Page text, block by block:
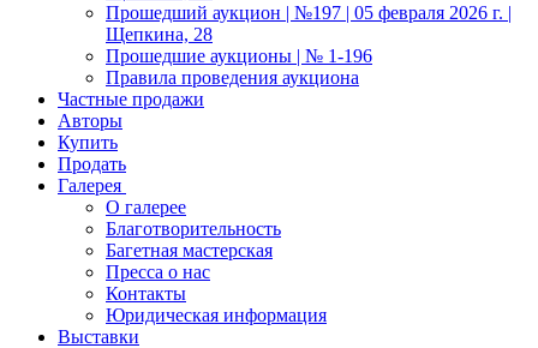
Прошедший аукцион | №197 | 05 февраля 2026 г. |
Щепкина, 28
Прошедшие аукционы | № 1-196
Правила проведения аукциона
Частные продажи
Авторы
Купить
Продать
Галерея
О галерее
Благотворительность
Багетная мастерская
Пресса о нас
Контакты
Юридическая информация
Выставки